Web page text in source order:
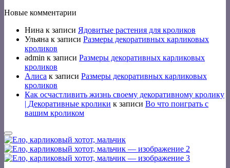
Новые комментарии
Нина к записи Ядовитые растения для кроликов
Ульяна к записи Размеры декоративных карликовых
кроликов
admin к записи Размеры декоративных карликовых
кроликов
Алиса к записи Размеры декоративных карликовых
кроликов
Как осчастливить жизнь своему декоративному кролику
| Декоративные кролики к записи Во что поиграть с
вашим кроликом